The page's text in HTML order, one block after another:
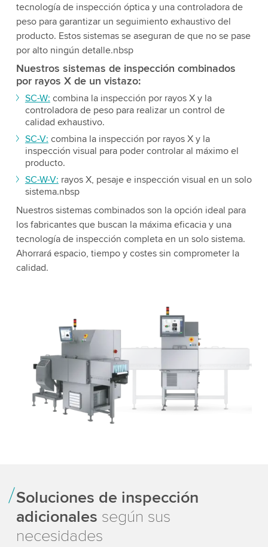
tecnología de inspección óptica y una controladora de
peso para garantizar un seguimiento exhaustivo del
producto. Estos sistemas se aseguran de que no se pase
por alto ningún detalle.nbsp
Nuestros sistemas de inspección combinados
por rayos X de un vistazo:
SC-W: combina la inspección por rayos X y la
controladora de peso para realizar un control de
calidad exhaustivo.
SC-V: combina la inspección por rayos X y la
inspección visual para poder controlar al máximo el
producto.
SC-W-V: rayos X, pesaje e inspección visual en un solo
sistema.nbsp
Nuestros sistemas combinados son la opción ideal para
los fabricantes que buscan la máxima eficacia y una
tecnología de inspección completa en un solo sistema.
Ahorrará espacio, tiempo y costes sin comprometer la
calidad.
Soluciones de inspección
adicionales según sus
necesidades